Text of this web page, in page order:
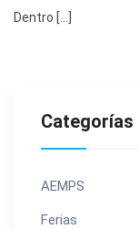
Dentro […]
Categorías
AEMPS
Ferias